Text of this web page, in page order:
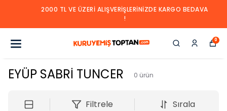
2000 TL VE ÜZERI ALIŞVERIŞLERINIZDE KARGO BEDAVA
0
EYÜP SABRİ TUNCER 0 ürün
Filtrele Sırala